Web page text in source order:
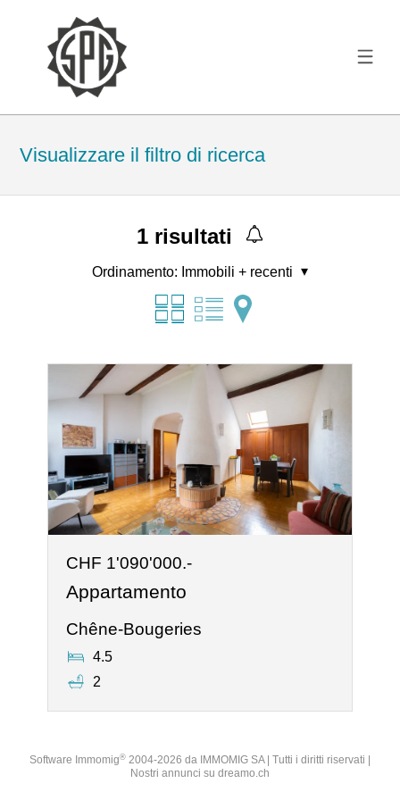
Visualizzare il filtro di ricerca
1risultati
Ordinamento: Immobili + recenti
CHF 1'090'000.-
Appartamento
Chêne-Bougeries
4.5
2
Software Immomig® 2004-2026 da IMMOMIG SA | Tutti i diritti riservati |
Nostri annunci su dreamo.ch